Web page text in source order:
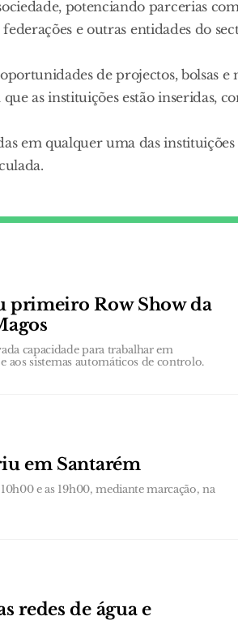
potenciando parcerias
federações e outras entidades do
de projectos, bolsas e
as instituições estão inseridas,
em qualquer uma das
primeiro Row Show da
capacidade para trabalhar em
aos sistemas automáticos de controlo.
em Santarém
e as 19h00, mediante marcação, na
redes de água e